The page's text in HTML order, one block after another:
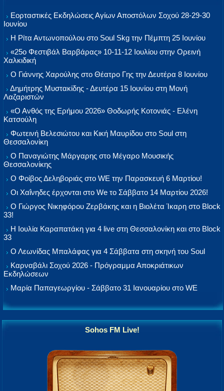
Εορταστικές Εκδηλώσεις Αγίων Αποστόλων Σοχού 28-29-30
Ιουνίου
Η Ρίτα Αντωνοπούλου στο Soul Skg την Πέμπτη 25 Ιουνίου
«25ο Φεστιβάλ Βαρβάρας» 10-11-12 Ιουλίου στην Ορεινή
Χαλκιδική
Ο Γιάννης Χαρούλης στο Θέατρο Γης την Δευτέρα 8 Ιουνίου
Δημήτρης Μυστακίδης - Δευτέρα 15 Ιουνίου στη Μονή
Λαζαριστών
«Ο Ανθός της Ερήμου 2026» Θοδωρής Κοτονιάς - Ελένη
Κατσούλη
Φωτεινή Βελεσιώτου και Κική Μαυρίδου στο Soul στη
Θεσσαλονίκη
Ο Παναγιώτης Μάργαρης στο Μέγαρο Μουσικής
Θεσσαλονίκης
Ο Φοίβος Δεληβοριάς στο WE την Παρασκευή 6 Μαρτίου!
Οι Χαΐνηδες έρχονται στο We το Σάββατο 14 Μαρτίου 2026!
Ο Γιώργος Νικηφόρου Ζερβάκης και η Βιολέτα Ίκαρη στο Block
33!
Η Ιουλία Καραπατάκη για 4 live στη Θεσσαλονίκη και στο Block
33
Ο Λεωνίδας Μπαλάφας για 4 Σάββατα στη σκηνή του Soul
Καρναβάλι Σοχού 2026 - Πρόγραμμα Αποκριάτικων
Εκδηλώσεων
Μαρία Παπαγεωργίου - Σάββατο 31 Ιανουαρίου στο WE
Sohos FM Live!